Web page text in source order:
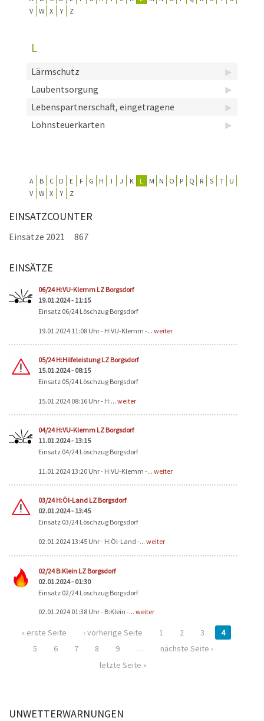
V
W X Y Z
L
Lärmschutz
Laubentsorgung
Lebenspartnerschaft, eingetragene
Lohnsteuerkarten
A B C D E F G H I J K L M N O P Q R S T
U
V
W X Y Z
EINSATZCOUNTER
Einsätze 2021 867
EINSÄTZE
06/24 H:VU-Klemm LZ Borgsdorf
19.01.2024 - 11:15
Einsatz 06/24 Löschzug Borgsdorf
19.01.2024 11:08 Uhr - H:VU-Klemm -... weiter
05/24 H:Hilfeleistung LZ Borgsdorf
15.01.2024 - 08:15
Einsatz 05/24 Löschzug Borgsdorf
15.01.2024 08:16 Uhr - H:... weiter
04/24 H:VU-Klemm LZ Borgsdorf
11.01.2024 - 13:15
Einsatz 04/24 Löschzug Borgsdorf
11.01.2024 13:20 Uhr - H:VU-Klemm -... weiter
03/24 H:Öl-Land LZ Borgsdorf
02.01.2024 - 13:45
Einsatz 03/24 Löschzug Borgsdorf
02.01.2024 13:45 Uhr - H:Öl-Land -... weiter
02/24 B:Klein LZ Borgsdorf
02.01.2024 - 01:30
Einsatz 02/24 Löschzug Borgsdorf
02.01.2024 01:38 Uhr - B:Klein -... weiter
Seiten
« erste Seite ‹ vorherige Seite 1 2 3
4
5
6 7 8 9 …
nächste Seite ›
letzte Seite »
UNWETTERWARNUNGEN